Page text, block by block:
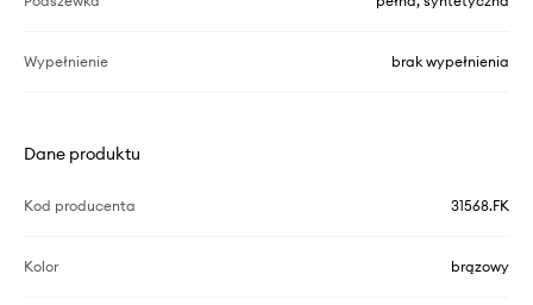
Wypełnienie brak wypełnienia
Dane produktu
Kod producenta 31568.FK
Kolor brązowy